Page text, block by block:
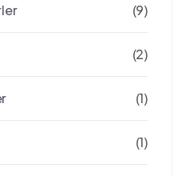
(9)
(2)
(1)
(1)